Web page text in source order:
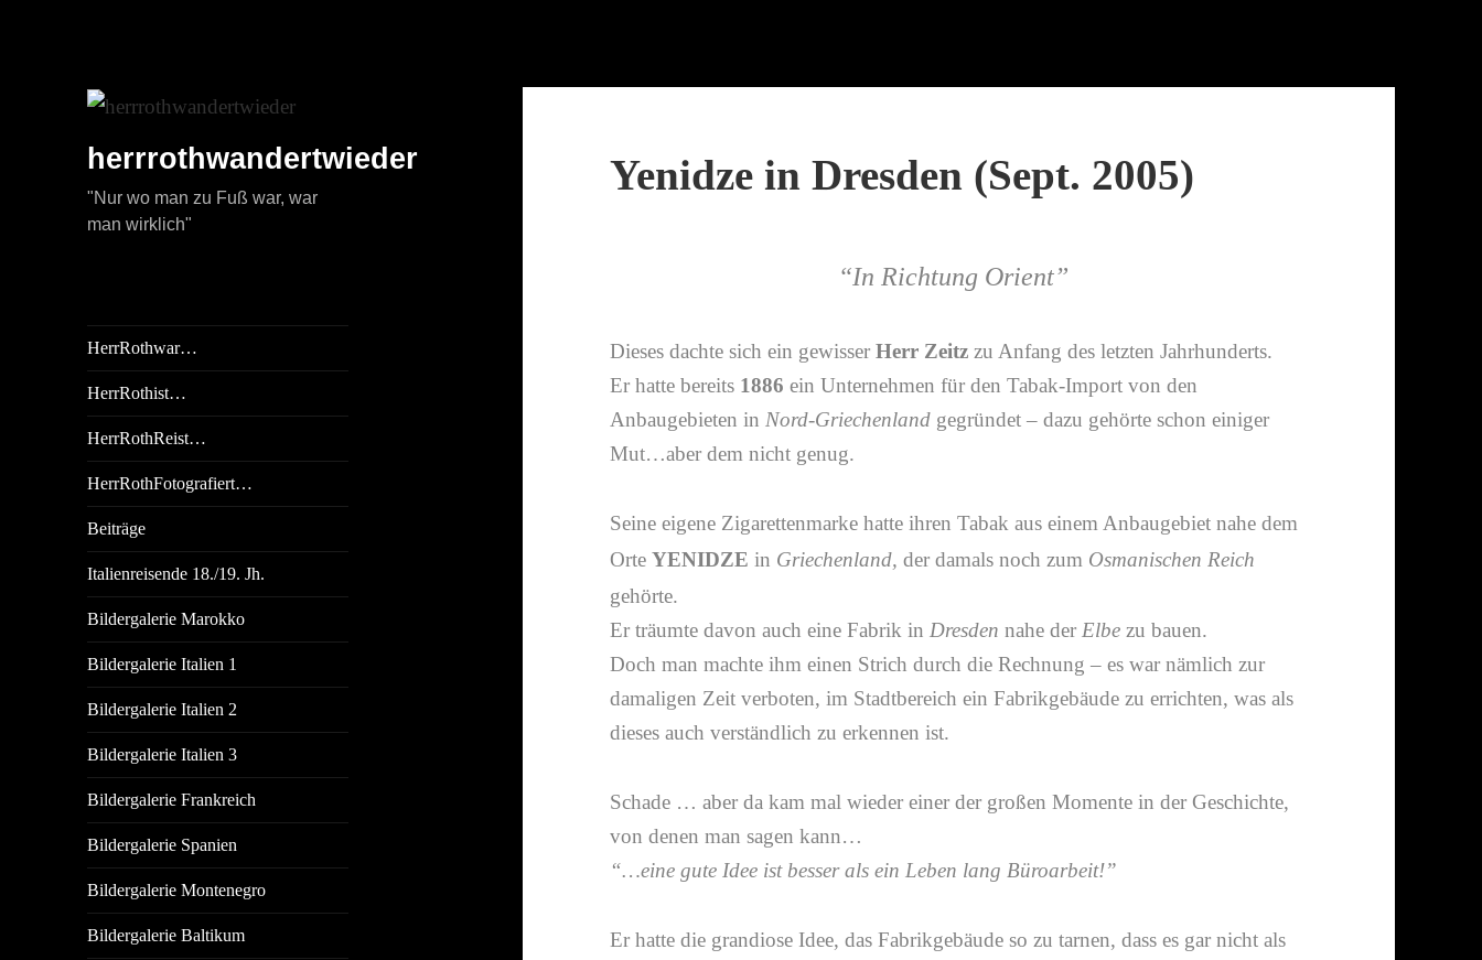
herrrothwandertwieder
"Nur wo man zu Fuß war, war
man wirklich"
HerrRothwar…
HerrRothist…
HerrRothReist…
HerrRothFotografiert…
Beiträge
Italienreisende 18./19. Jh.
Bildergalerie Marokko
Bildergalerie Italien 1
Bildergalerie Italien 2
Bildergalerie Italien 3
Bildergalerie Frankreich
Bildergalerie Spanien
Bildergalerie Montenegro
Bildergalerie Baltikum
Yenidze in Dresden (Sept. 2005)
“In Richtung Orient”
Dieses dachte sich ein gewisserHerr Zeitz zu Anfang des letzten Jahrhunderts.
Er hatte bereits 1886 ein Unternehmen für den Tabak-​Import von den
Anbaugebieten in Nord-​Griechenland gegründet – dazu gehörte schon einiger
Mut…aber dem nicht genug.
Seine eigene Zigarettenmarke hatte ihren Tabak aus einem Anbaugebiet nahe dem
OrteYENIDZE in Griechenland,der damals noch zum Osmanischen Reich
gehörte.
Er träumte davon auch eine Fabrik in Dresden nahe der Elbe zu bauen.
Doch man machte ihm einen Strich durch die Rechnung – es war nämlich zur
dama­ligen Zeit verboten, im Stadtbereich ein Fabrikgebäude zu errichten, was als
dieses auch verständ­lich zu erkennen ist.
Schade … aber da kam mal wieder einer der großen Momente in der Geschichte,
von denen man sagen kann…
“…eine gute Idee ist besser als ein Leben lang Büroarbeit!”
Er hatte die gran­diose Idee, das Fabrikgebäude so zu tarnen, dass es gar nicht als